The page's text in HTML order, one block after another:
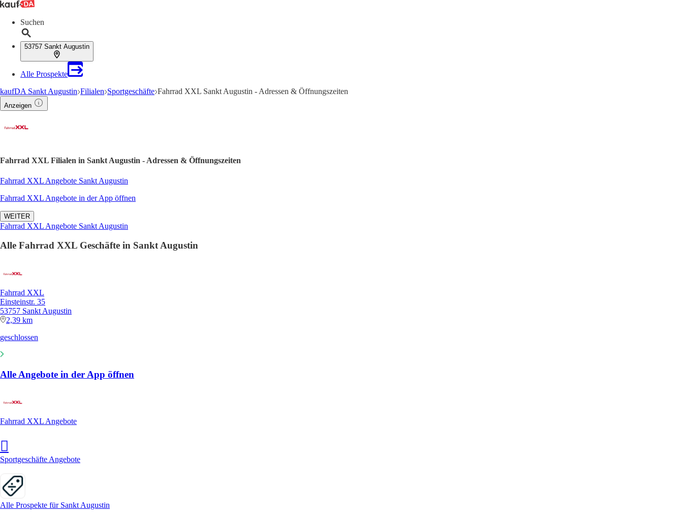
Suchen
53757 Sankt Augustin
Alle Prospekte
kaufDA Sankt Augustin Filialen Sportgeschäfte Fahrrad XXL Sankt Augustin - Adressen & Öffnungszeiten
Anzeigen
Fahrrad XXL Filialen in Sankt Augustin - Adressen & Öffnungszeiten
Fahrrad XXL Angebote Sankt Augustin
Fahrrad XXL Angebote in der App öffnen
WEITER
Fahrrad XXL Angebote Sankt Augustin
Alle Fahrrad XXL Geschäfte in Sankt Augustin
Fahrrad XXL
Einsteinstr. 35
53757 Sankt Augustin
2,39 km
geschlossen
Alle Angebote in der App öffnen
Fahrrad XXL Angebote
Sportgeschäfte Angebote
Alle Prospekte für Sankt Augustin